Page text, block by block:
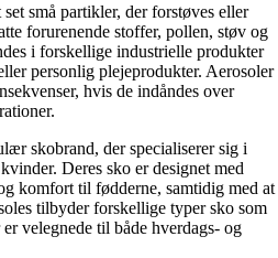
små partikler, der forstøves eller
forurenende stoffer, pollen, støv og
i forskellige industrielle produkter
personlig plejeprodukter. Aerosoler
hvis de indåndes over
skobrand, der specialiserer sig i
Deres sko er designet med
komfort til fødderne, samtidig med at
tilbyder forskellige typer sko som
velegnede til både hverdags- og